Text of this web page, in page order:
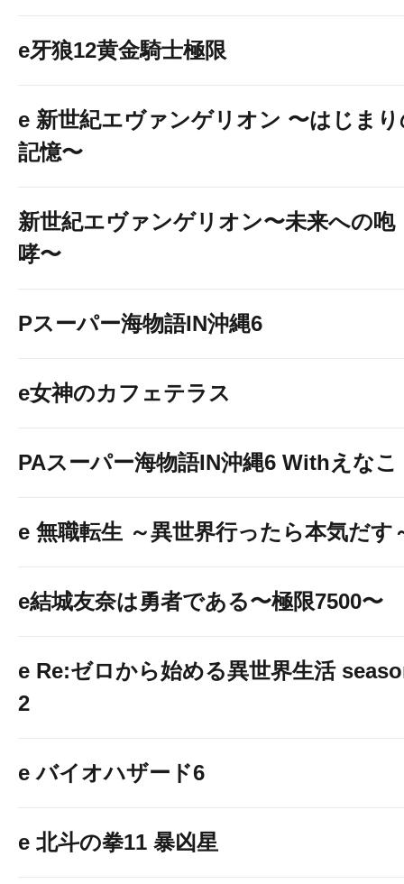
e牙狼12黄金騎士極限
e 新世紀エヴァンゲリオン 〜はじま
記憶〜
新世紀エヴァンゲリオン〜未来への咆
哮〜
Pスーパー海物語IN沖縄6
e女神のカフェテラス
PAスーパー海物語IN沖縄6 Withえなこ
e 無職転生 ～異世界行ったら本気だす
e結城友奈は勇者である〜極限7500〜
e Re:ゼロから始める異世界生活
2
e バイオハザード6
e 北斗の拳11 暴凶星